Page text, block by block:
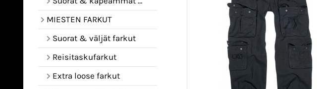
MIESTEN FARKUT
Suorat & väljät farkut
Reisitaskufarkut
Extra loose farkut